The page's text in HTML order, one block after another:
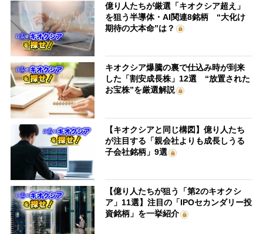
億り人たちが厳選「キオクシア超え」
を狙う半導体・AI関連8銘柄 “大化け
期待の大本命”は？
キオクシア爆騰の裏で仕込み時が到来
した「割安成長株」12選 “放置された
お宝株”を厳選解説
【キオクシアと同じ構図】億り人たち
が注目する「親会社よりも成長しうる
子会社銘柄」9選
【億り人たちが狙う「第2のキオクシ
ア」11選】注目の「IPOセカンダリー投
資銘柄」を一挙紹介